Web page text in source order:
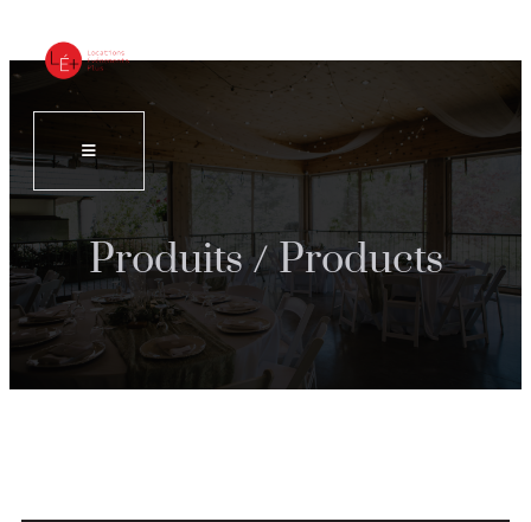
Produits / Products